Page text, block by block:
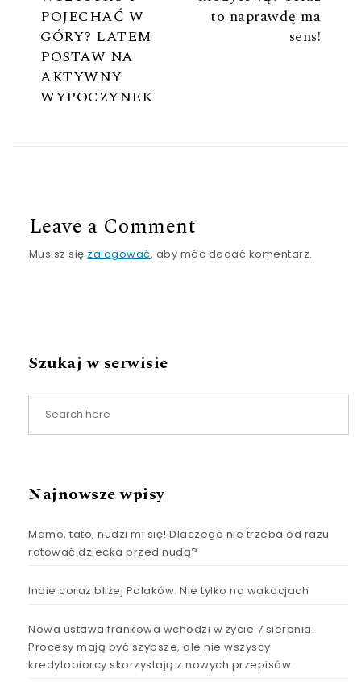
POJECHAĆ W
GÓRY? LATEM
POSTAW NA
AKTYWNY
WYPOCZYNEK
to naprawdę ma
sens!
Leave a Comment
Musisz się zalogować, aby móc dodać komentarz.
Szukaj w serwisie
Najnowsze wpisy
Mamo, tato, nudzi mi się! Dlaczego nie trzeba od razu
ratować dziecka przed nudą?
Indie coraz bliżej Polaków. Nie tylko na wakacjach
Nowa ustawa frankowa wchodzi w życie 7 sierpnia.
Procesy mają być szybsze, ale nie wszyscy
kredytobiorcy skorzystają z nowych przepisów